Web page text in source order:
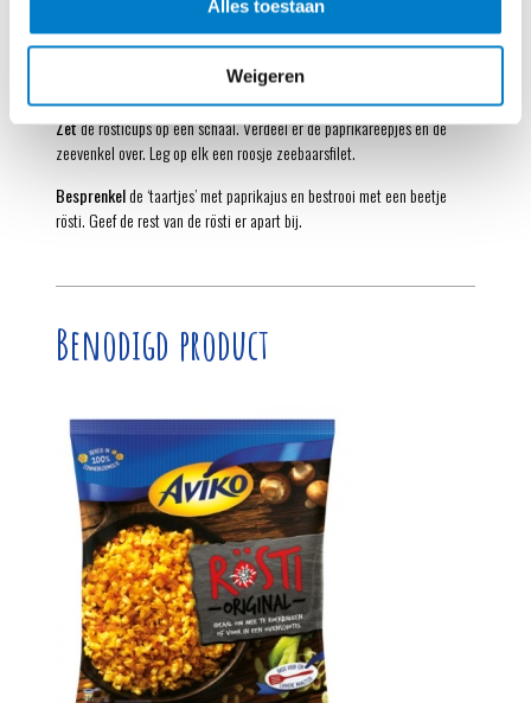
Alles toestaan
Weigeren
intussen in een ruime koekenpan 2 eetlepels olijfolie. Bak de
resterende ½ zak rösti in 10-15 minuten goudbruin en gaar. Verhit in
Zetde rösticups op een schaal. Verdeel er de paprikareepjes en de
zeevenkel over. Leg op elk een roosje zeebaarsfilet.
Besprenkelde ‘taartjes’ met paprikajus en bestrooi met een beetje
rösti. Geef de rest van de rösti er apart bij.
Benodigd product